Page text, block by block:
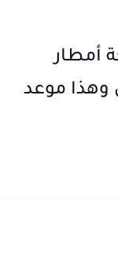
أمطار
وهذا موعد